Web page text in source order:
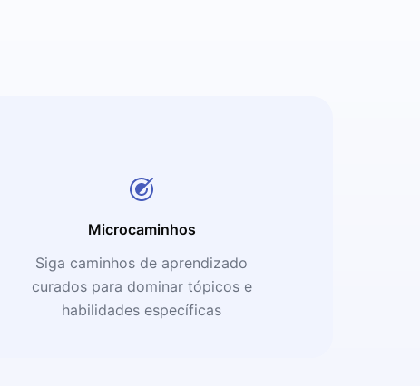
Microcaminhos
Siga caminhos de aprendizado
curados para dominar tópicos e
habilidades específicas